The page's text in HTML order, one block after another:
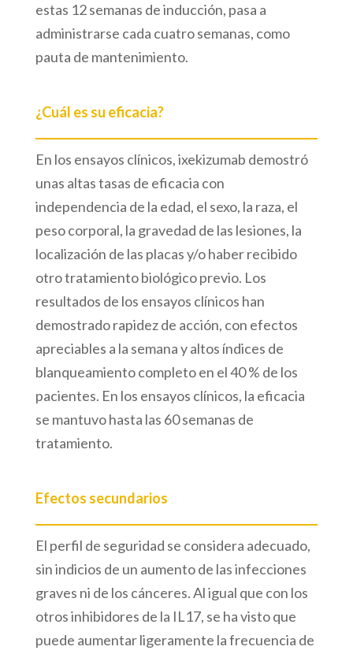
estas 12 semanas de inducción, pasa a
administrarse cada cuatro semanas, como
pauta de mantenimiento.
¿Cuál es su eficacia?
En los ensayos clínicos, ixekizumab demostró
unas altas tasas de eficacia con
independencia de la edad, el sexo, la raza, el
peso corporal, la gravedad de las lesiones, la
localización de las placas y/o haber recibido
otro tratamiento biológico previo. Los
resultados de los ensayos clínicos han
demostrado rapidez de acción, con efectos
apreciables a la semana y altos índices de
blanqueamiento completo en el 40 % de los
pacientes. En los ensayos clínicos, la eficacia
se mantuvo hasta las 60 semanas de
tratamiento.
Efectos secundarios
El perfil de seguridad se considera adecuado,
sin indicios de un aumento de las infecciones
graves ni de los cánceres. Al igual que con los
otros inhibidores de la IL17, se ha visto que
puede aumentar ligeramente la frecuencia de